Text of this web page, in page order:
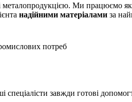
металопродукцією. Ми працюємо
надійними матеріалами за
потреб
завжди готові